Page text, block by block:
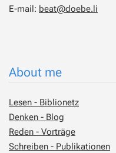
E-mail: beat@doebe.li
About me
Lesen - Biblionetz
Denken - Blog
Reden - Vorträge
Schreiben - Publikationen